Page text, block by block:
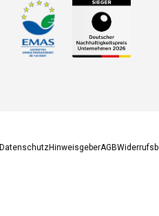
Zahlungsmethoden
DatenschutzHinweisgeberAGB